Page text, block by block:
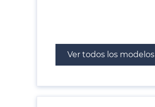
Ver todos los modelos